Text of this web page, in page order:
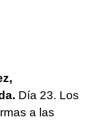
Día 23. Los
a las